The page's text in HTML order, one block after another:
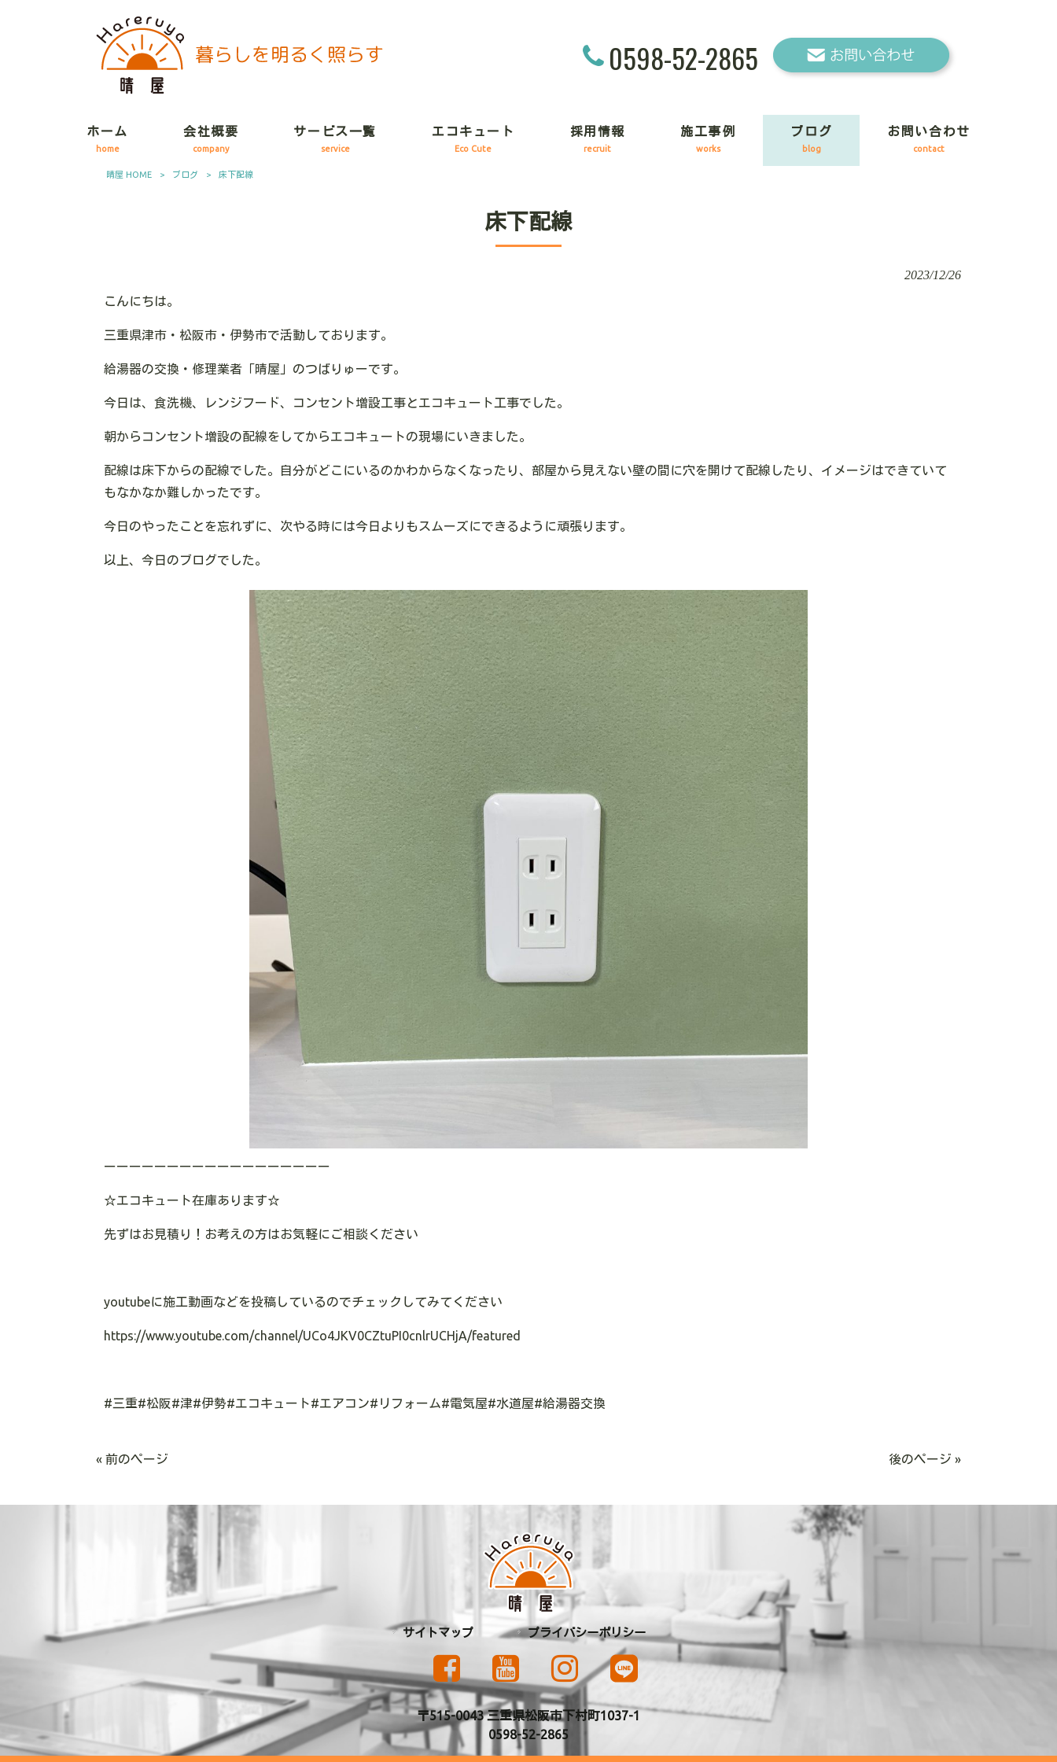
0598-52-2865
ホーム
home
会社概要
company
サービス一覧
service
エコキュート
Eco Cute
採用情報
recruit
施工事例
works
ブログ
blog
お問い合わせ
contact
晴屋 HOME > ブログ > 床下配線
床下配線
2023/12/26
こんにちは。
三重県津市・松阪市・伊勢市で活動しております。
給湯器の交換・修理業者「晴屋」のつばりゅーです。
今日は、食洗機、レンジフード、コンセント増設工事とエコキュート工事でした。
朝からコンセント増設の配線をしてからエコキュートの現場にいきました。
配線は床下からの配線でした。自分がどこにいるのかわからなくなったり、部屋から見えない壁の間に穴を開けて配線したり、イメージはできていて
もなかなか難しかったです。
今日のやったことを忘れずに、次やる時には今日よりもスムーズにできるように頑張ります。
以上、今日のブログでした。
ーーーーーーーーーーーーーーーーーー
☆エコキュート在庫あります☆
先ずはお見積り！お考えの方はお気軽にご相談ください
youtubeに施工動画などを投稿しているのでチェックしてみてください
https://www.youtube.com/channel/UCo4JKV0CZtuPI0cnlrUCHjA/featured
#三重#松阪#津#伊勢#エコキュート#エアコン# リフォーム#電気屋#水道屋#給湯器交換
« 前のページ 後のページ »
サイトマップ プライバシーポリシー
〒515-0043 三重県松阪市下村町1037-1
0598-52-2865